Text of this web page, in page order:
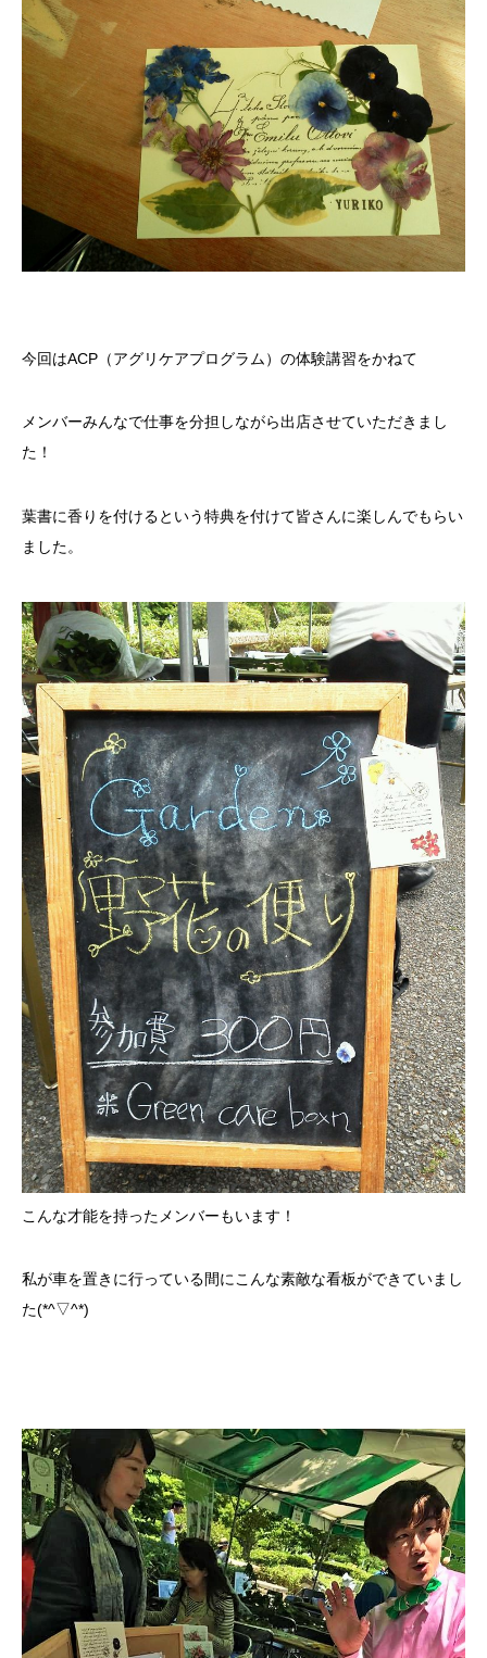
今回はACP（アグリケアプログラム）の体験講習をかねて
メンバーみんなで仕事を分担しながら出店させていただきまし
た！
葉書に香りを付けるという特典を付けて皆さんに楽しんでもらい
ました。
こんな才能を持ったメンバーもいます！
私が車を置きに行っている間にこんな素敵な看板ができていまし
た(*^▽^*)